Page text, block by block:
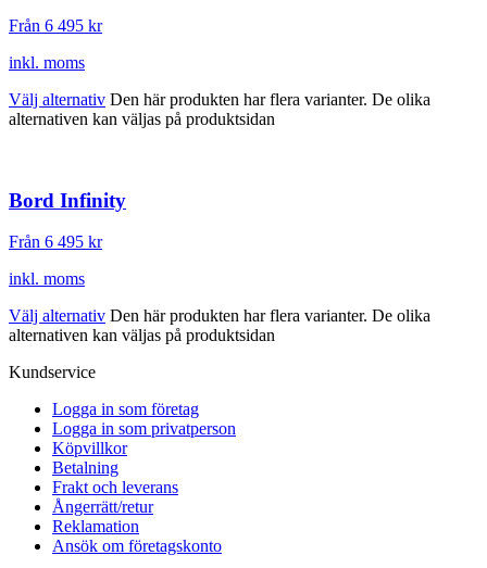
Från 6 495 kr
inkl. moms
Välj alternativ Den här produkten har flera varianter. De olika
alternativen kan väljas på produktsidan
Bord Infinity
Från 6 495 kr
inkl. moms
Välj alternativ Den här produkten har flera varianter. De olika
alternativen kan väljas på produktsidan
Kundservice
Logga in som företag
Logga in som privatperson
Köpvillkor
Betalning
Frakt och leverans
Ångerrätt/retur
Reklamation
Ansök om företagskonto